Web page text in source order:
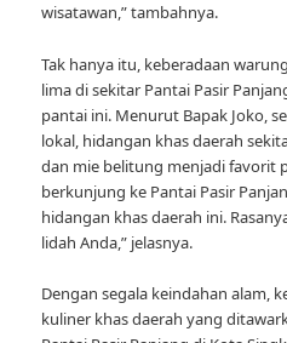
wisatawan,” tambahnya.
Tak hanya itu, keberadaan
lima di sekitar Pantai Pasir
pantai ini. Menurut Bapak Joko,
lokal, hidangan khas daerah
dan mie belitung menjadi favorit
berkunjung ke Pantai Pasir
hidangan khas daerah ini.
lidah Anda,” jelasnya.
Dengan segala keindahan alam,
kuliner khas daerah yang